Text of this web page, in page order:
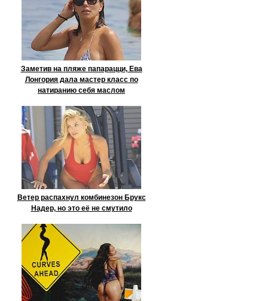
Заметив на пляже папарацци, Ева
Лонгория дала мастер класс по
натиранию себя маслом
Ветер распахнул комбинезон Брукс
Надер, но это её не смутило